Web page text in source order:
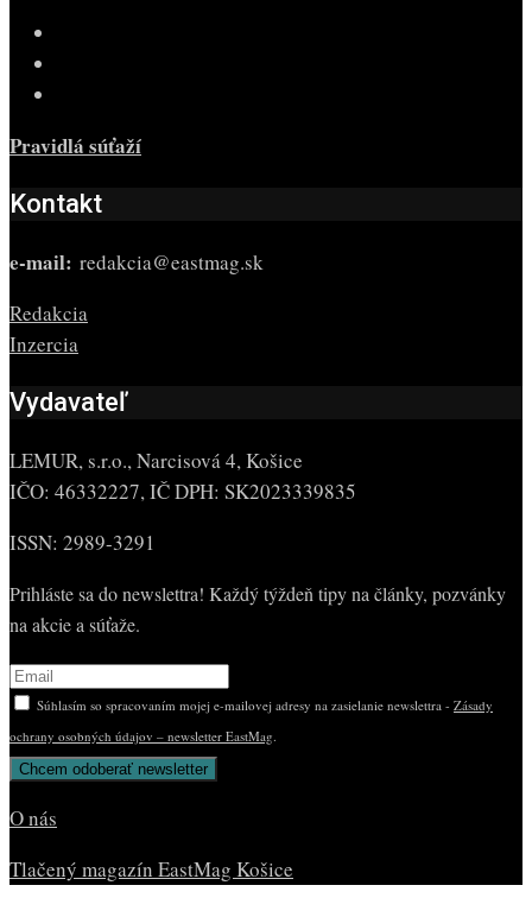
Pravidlá súťaží
Kontakt
e-mail: redakcia@eastmag.sk
Redakcia
Inzercia
Vydavateľ
LEMUR, s.r.o., Narcisová 4, Košice
IČO: 46332227, IČ DPH: SK2023339835
ISSN: 2989-3291
Prihláste sa do newslettra! Každý týždeň tipy na články, pozvánky
na akcie a súťaže.
Súhlasím so spracovaním mojej e-mailovej adresy na zasielanie newslettra - Zásady
ochrany osobných údajov – newsletter EastMag.
O nás
Tlačený magazín EastMag Košice